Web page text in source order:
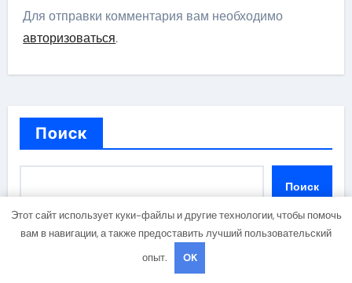
Для отправки комментария вам необходимо
авторизоваться.
Поиск
Поиск
Последние записи
Этот сайт использует куки-файлы и другие технологии, чтобы помочь
вам в навигации, а также предоставить лучший пользовательский
опыт.
OK